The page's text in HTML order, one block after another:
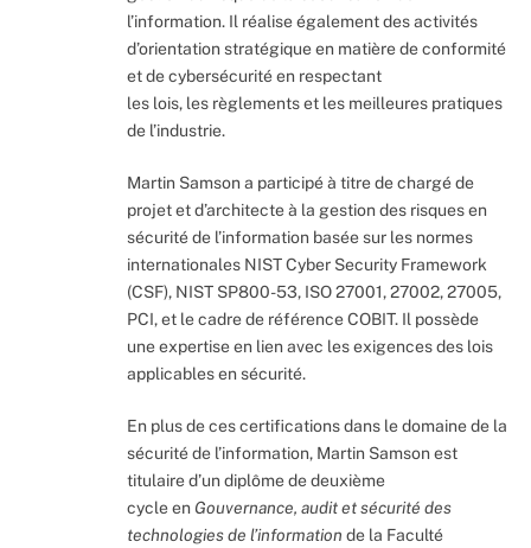
l’information. Il réalise également des activités
d’orientation stratégique en matière de conformité
et de cybersécurité en respectant
les lois, les règlements et les meilleures pratiques
de l’industrie.
Martin Samson a participé à titre de chargé de
projet et d’architecte à la gestion des risques en
sécurité de l’information basée sur les normes
internationales NIST Cyber Security Framework
(CSF), NIST SP800-53, ISO 27001, 27002, 27005,
PCI, et le cadre de référence COBIT. Il possède
une expertise en lien avec les exigences des lois
applicables en sécurité.
En plus de ces certifications dans le domaine de la
sécurité de l’information, Martin Samson est
titulaire d’un diplôme de deuxième
cycle en Gouvernance, audit et sécurité des
technologies de l’information de la Faculté